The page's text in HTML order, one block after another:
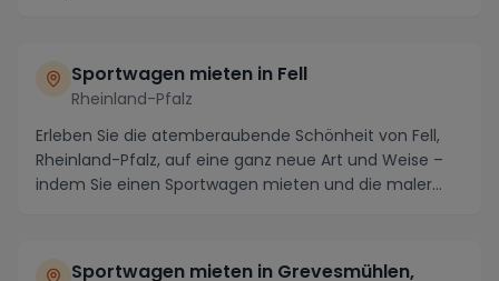
Sportwagen mieten in Fell
Rheinland-Pfalz
Erleben Sie die atemberaubende Schönheit von Fell,
Rheinland-Pfalz, auf eine ganz neue Art und Weise –
indem Sie einen Sportwagen mieten und die maler...
Sportwagen mieten in Grevesmühlen,